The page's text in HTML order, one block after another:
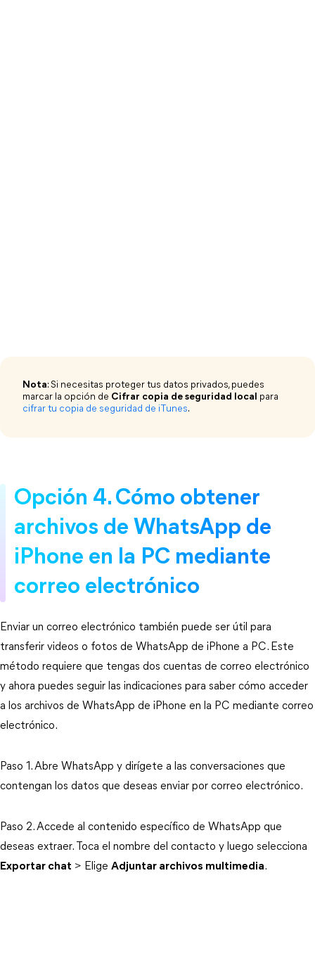
Nota: Si necesitas proteger tus datos privados, puedes
marcar la opción de Cifrar copia de seguridad local para
cifrar tu copia de seguridad de iTunes.
Opción 4. Cómo obtener
archivos de WhatsApp de
iPhone en la PC mediante
correo electrónico
Enviar un correo electrónico también puede ser útil para
transferir videos o fotos de WhatsApp de iPhone a PC. Este
método requiere que tengas dos cuentas de correo electrónico
y ahora puedes seguir las indicaciones para saber cómo acceder
a los archivos de WhatsApp de iPhone en la PC mediante correo
electrónico.
Paso 1. Abre WhatsApp y dirígete a las conversaciones que
contengan los datos que deseas enviar por correo electrónico.
Paso 2. Accede al contenido específico de WhatsApp que
deseas extraer. Toca el nombre del contacto y luego selecciona
Exportar chat > Elige Adjuntar archivos multimedia.